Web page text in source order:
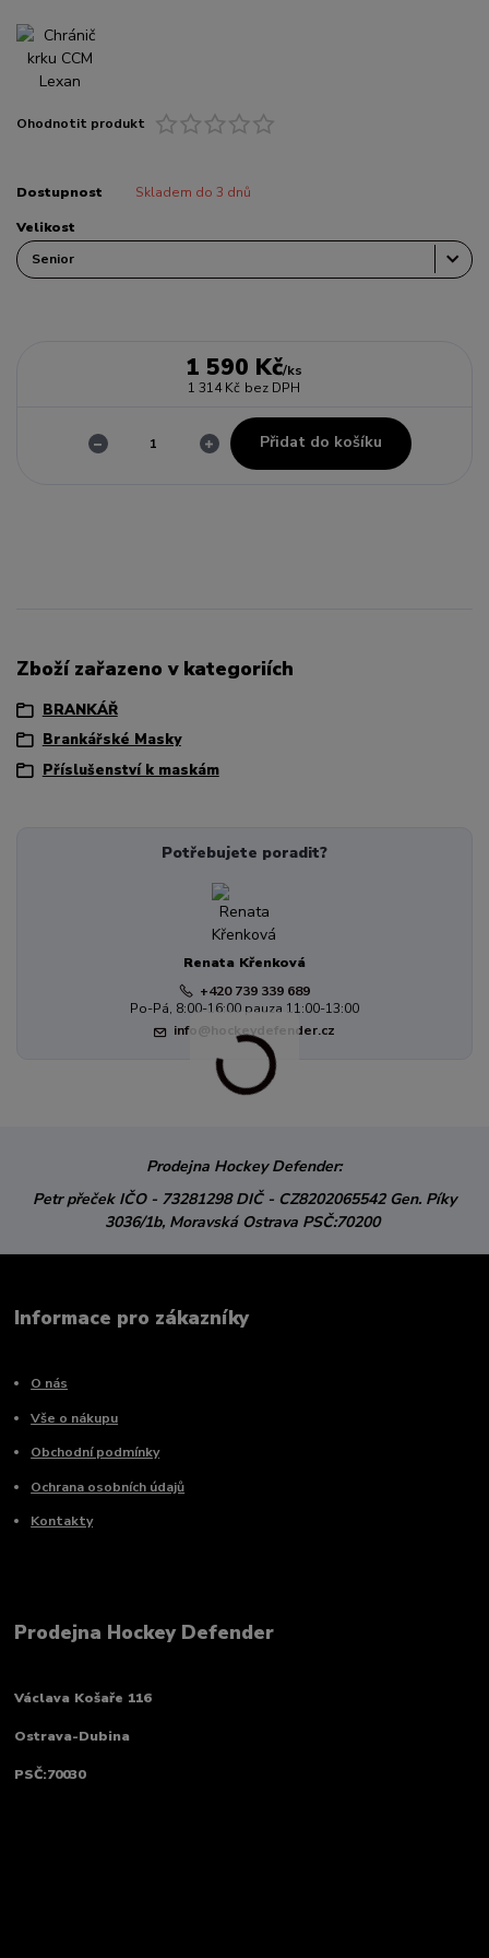
Ohodnotit produkt
Dostupnost Skladem do 3 dnů
Velikost
1 590 Kč/ks
1 314 Kč bez DPH
Přidat do košíku
Zboží zařazeno v kategoriích
BRANKÁŘ
Brankářské Masky
Příslušenství k maskám
Potřebujete poradit?
Renata Křenková
+420 739 339 689
Po-Pá, 8:00-16:00 pauza 11:00-13:00
info@hockeydefender.cz
Prodejna Hockey Defender:
Petr přeček IČO - 73281298DIČ - CZ8202065542 Gen. Píky
3036/1b, Moravská Ostrava PSČ:70200
Informace pro zákazníky
O nás
Vše o nákupu
Obchodní podmínky
Ochrana osobních údajů
Kontakty
Prodejna Hockey Defender
Václava Košaře 116
Ostrava-Dubina
PSČ:70030